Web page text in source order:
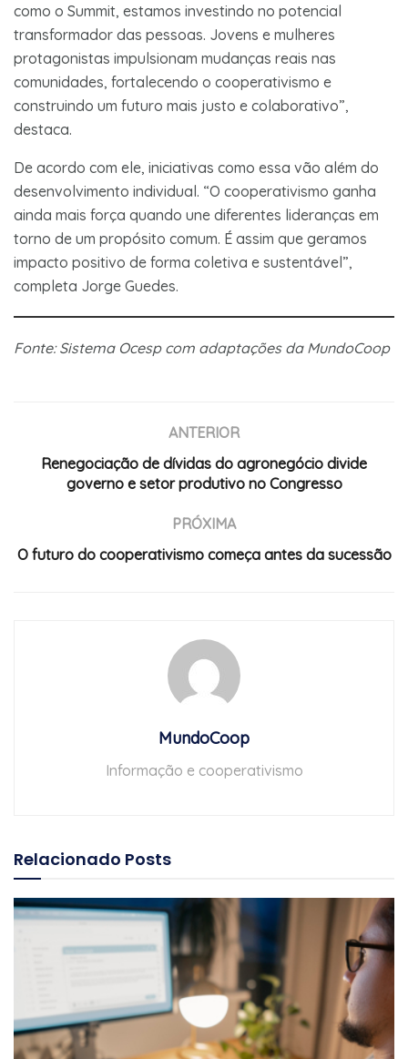
como o Summit, estamos investindo no potencial
transformador das pessoas. Jovens e mulheres
protagonistas impulsionam mudanças reais nas
comunidades, fortalecendo o cooperativismo e
construindo um futuro mais justo e colaborativo”,
destaca.
De acordo com ele, iniciativas como essa vão além do
desenvolvimento individual. “O cooperativismo ganha
ainda mais força quando une diferentes lideranças em
torno de um propósito comum. É assim que geramos
impacto positivo de forma coletiva e sustentável”,
completa Jorge Guedes.
Fonte: Sistema Ocesp com adaptações da MundoCoop
ANTERIOR
Renegociação de dívidas do agronegócio divide
governo e setor produtivo no Congresso
PRÓXIMA
O futuro do cooperativismo começa antes da sucessão
MundoCoop
Informação e cooperativismo
Relacionado Posts